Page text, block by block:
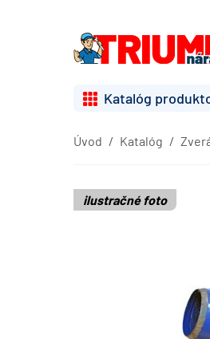
Katalóg
Úvod Katalóg
ilustračné foto